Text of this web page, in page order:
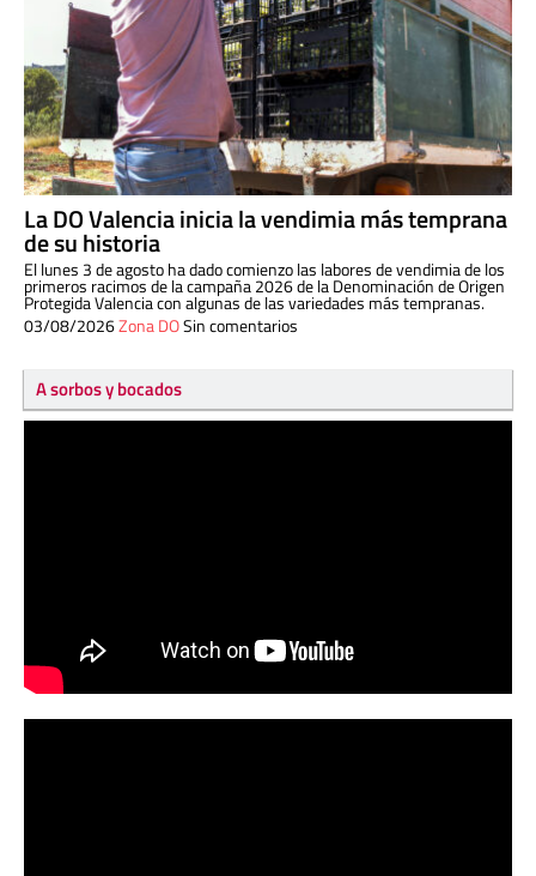
La DO Valencia inicia la vendimia más temprana
de su historia
El lunes 3 de agosto ha dado comienzo las labores de vendimia de los
primeros racimos de la campaña 2026 de la Denominación de Origen
Protegida Valencia con algunas de las variedades más tempranas.
03/08/2026Zona DOSin comentarios
A sorbos y bocados